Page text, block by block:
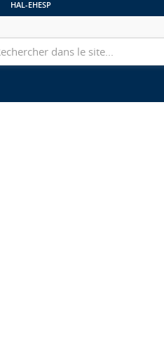
HAL-EHESP
Suivez les bibliothèques